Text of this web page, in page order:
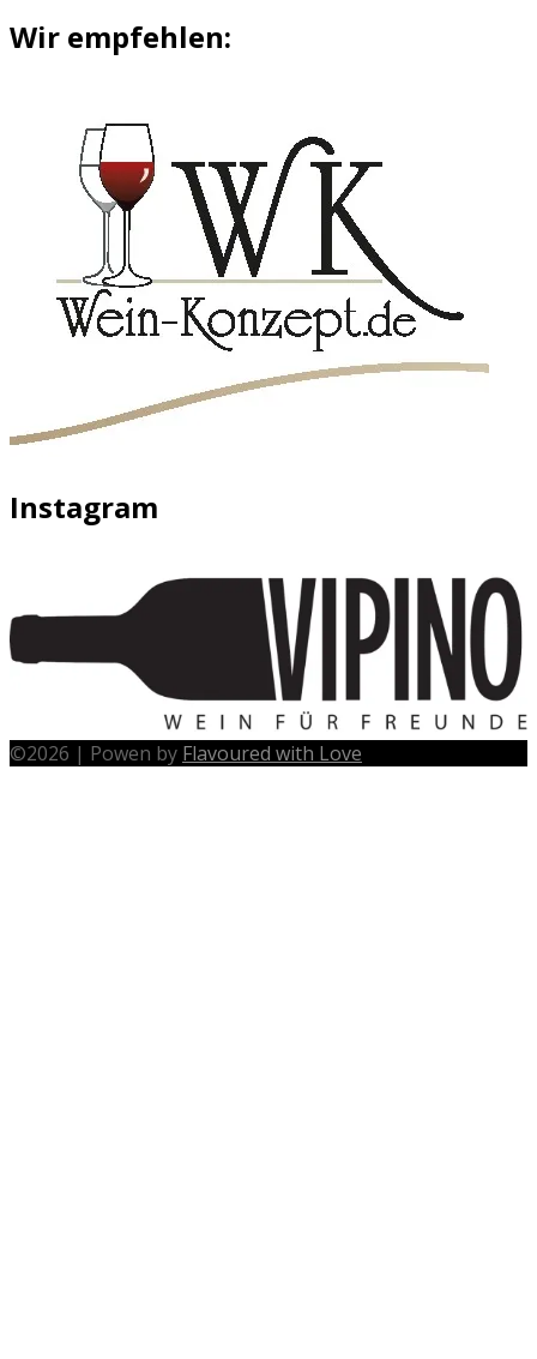
Wir empfehlen:
Instagram
©2026 | Powen by Flavoured with Love